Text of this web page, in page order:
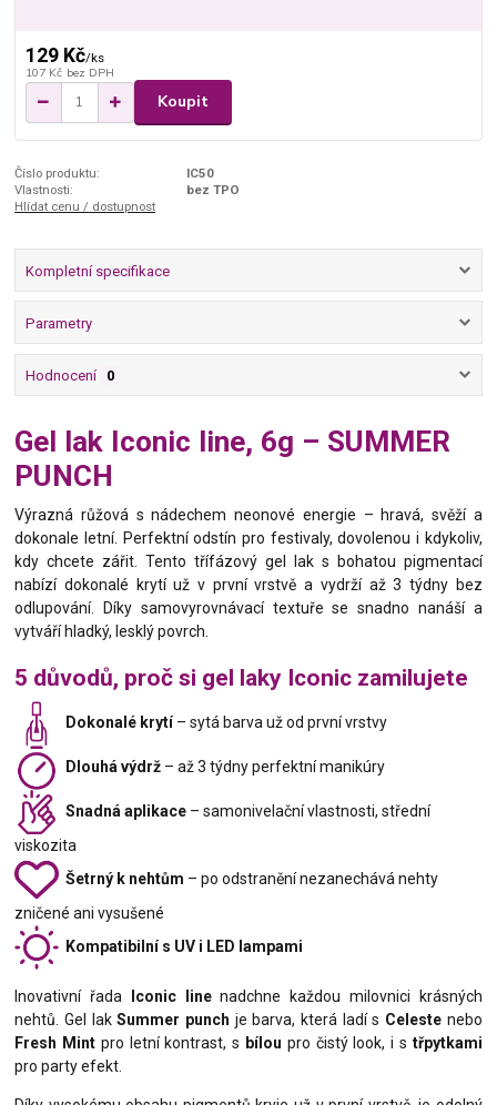
129 Kč/ks
107 Kč bez DPH
Koupit
Číslo produktu:
IC50
Vlastnosti:
bez TPO
Hlídat cenu / dostupnost
Kompletní specifikace
Parametry
Hodnocení 0
Gel lak Iconic line, 6g – SUMMER
PUNCH
Výrazná růžová s nádechem neonové energie – hravá, svěží a
dokonale letní. Perfektní odstín pro festivaly, dovolenou i kdykoliv,
kdy chcete zářit. Tento třífázový gel lak s bohatou pigmentací
nabízí dokonalé krytí už v první vrstvě a vydrží až 3 týdny bez
odlupování. Díky samovyrovnávací textuře se snadno nanáší a
vytváří hladký, lesklý povrch.
5 důvodů, proč si gel laky Iconic zamilujete
Dokonalé krytí– sytá barva už od první vrstvy
Dlouhá výdrž – až 3 týdny perfektní manikúry
Snadná aplikace – samonivelační vlastnosti, střední
viskozita
Šetrný k nehtům – po odstranění nezanechává nehty
zničené ani vysušené
Kompatibilní s UV i LED lampami
Inovativní řada Iconic linenadchne každou milovnici krásných
nehtů. Gel lakSummer punch je barva, která ladí s Celeste nebo
Fresh Mintpro letní kontrast, s bílou pro čistý look, i s třpytkami
pro party efekt.